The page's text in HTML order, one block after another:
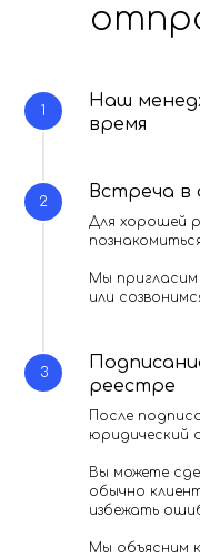
Наш
время
Встреча в
Для хорошей
Мы
или
реестре
После
юридический
Вы можете
обычно
избежать
Мы объясним